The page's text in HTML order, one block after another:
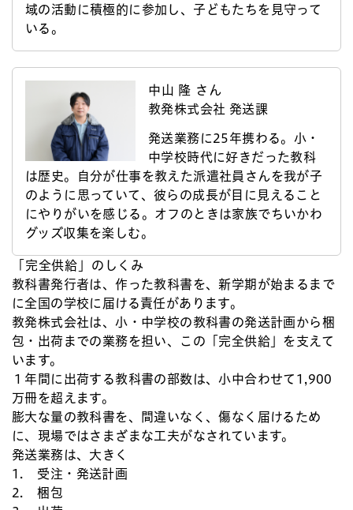
域の活動に積極的に参加し、子どもたちを見守って
いる。
中山 隆 さん
教発株式会社 発送課
発送業務に25年携わる。小・
中学校時代に好きだった教科
は歴史。自分が仕事を教えた派遣社員さんを我が子
のように思っていて、彼らの成長が目に見えること
にやりがいを感じる。オフのときは家族でちいかわ
グッズ収集を楽しむ。
「完全供給」のしくみ
教科書発行者は、作った教科書を、新学期が始まるまで
に全国の学校に届ける責任があります。
教発株式会社は、小・中学校の教科書の発送計画から梱
包・出荷までの業務を担い、この「完全供給」を支えて
います。
１年間に出荷する教科書の部数は、小中合わせて1,900
万冊を超えます。
膨大な量の教科書を、間違いなく、傷なく届けるため
に、現場ではさまざまな工夫がなされています。
発送業務は、大きく
1. 受注・発送計画
2. 梱包